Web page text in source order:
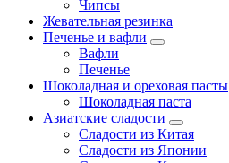
Чипсы
Жевательная резинка
Печенье и вафли
Вафли
Печенье
Шоколадная и ореховая пасты
Шоколадная паста
Азиатские сладости
Сладости из Китая
Сладости из Японии